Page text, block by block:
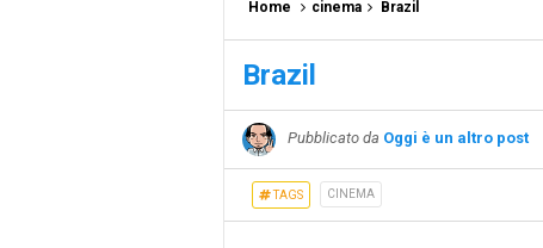
Home cinema Brazil
Brazil
Pubblicato da Oggi è un altro post
TAGS CINEMA